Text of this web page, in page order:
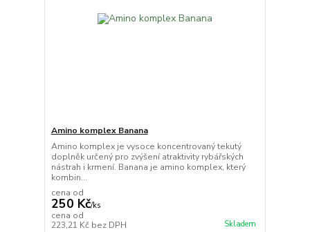
Amino komplex Banana
Amino komplex je vysoce koncentrovaný tekutý
doplněk určený pro zvýšení atraktivity rybářských
nástrah i krmení. Banana je amino komplex, který
kombin...
cena od
250 Kč/ks
cena od
223,21 Kč bez DPH Skladem